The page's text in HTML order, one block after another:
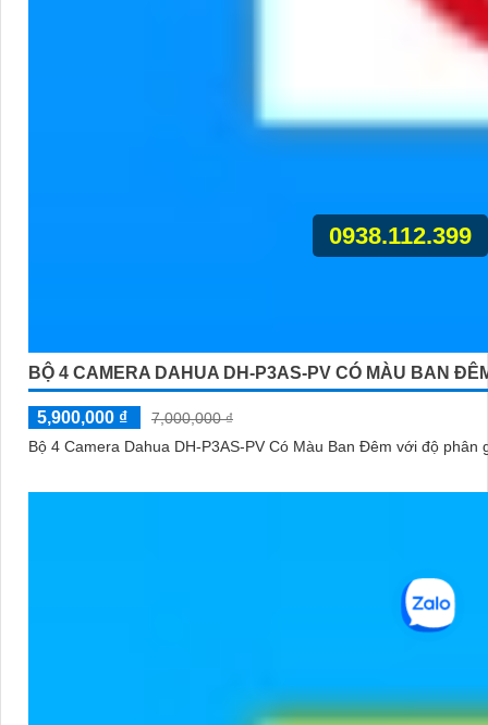
BỘ 4 CAMERA DAHUA DH-P3AS-PV CÓ MÀU BAN
5,900,000 ₫
7,000,000 ₫
Bộ 4 Camera Dahua DH-P3AS-PV Có Màu Ban Đêm với độ
0938.112.399